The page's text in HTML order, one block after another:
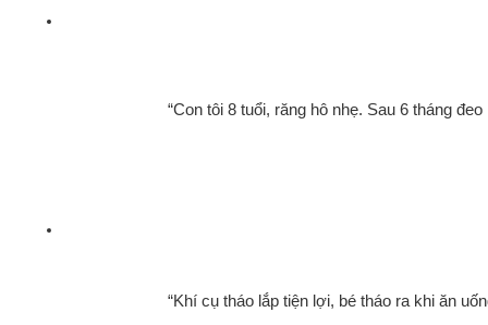
“Con tôi 8 tuổi, răng hô nhẹ. Sau 6 tháng
“Khí cụ tháo lắp tiện lợi, bé tháo ra khi ăn